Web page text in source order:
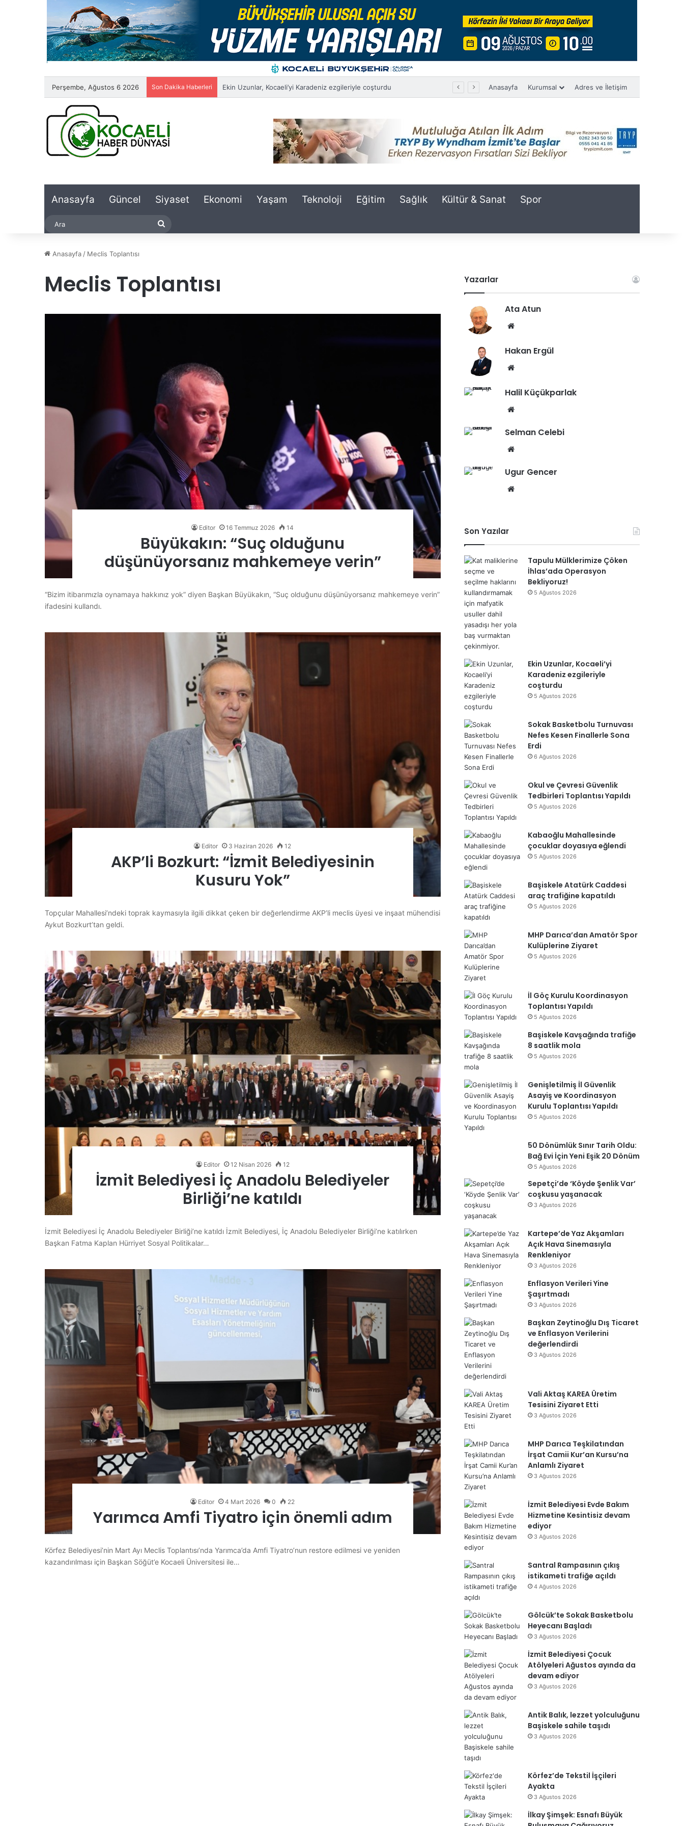
Perşembe, Ağustos 6 2026 Son Dakika Haberleri Sokak Basketbolu Turnuvası Nefes Kesen Finallerle Sona Erdi Anasayfa Kurumsal Adres ve İletişim
Anasayfa Güncel Siyaset Ekonomi Yaşam Teknoloji Eğitim Sağlık Kültür & Sanat Spor
Anasayfa / Meclis Toplantısı
Meclis Toplantısı
Editor 16 Temmuz 2026 14
Büyükakın: “Suç olduğunu
düşünüyorsanız mahkemeye verin”
“Bizim itibarımızla oynamaya hakkınız yok” diyen Başkan Büyükakın, “Suç olduğunu düşünüyorsanız mahkemeye verin”
ifadesini kullandı.
Editor 3 Haziran 2026 12
AKP’li Bozkurt: “İzmit Belediyesinin
Kusuru Yok”
Topçular Mahallesi’ndeki toprak kaymasıyla ilgili dikkat çeken bir değerlendirme AKP’li meclis üyesi ve inşaat mühendisi
Aykut Bozkurt’tan geldi.
Editor 12 Nisan 2026 12
İzmit Belediyesi İç Anadolu Belediyeler
Birliği’ne katıldı
İzmit Belediyesi İç Anadolu Belediyeler Birliği’ne katıldı İzmit Belediyesi, İç Anadolu Belediyeler Birliği’ne katılırken
Başkan Fatma Kaplan Hürriyet Sosyal Politikalar…
Editor 4 Mart 2026 0 22
Yarımca Amfi Tiyatro için önemli adım
Körfez Belediyesi’nin Mart Ayı Meclis Toplantısı’nda Yarımca’da Amfi Tiyatro’nun restore edilmesi ve yeniden
kazandırılması için Başkan Söğüt’e Kocaeli Üniversitesi ile…
Yazarlar
Ata Atun
sit
Hakan Ergül
sit
Halil Küçükparlak
sit
Selman Celebi
sit
Ugur Gencer
Son Yazılar
Tapulu Mülklerimize Çöken
İhlas’ada Operasyon
Bekliyoruz!
5 Ağustos 2026
Ekin Uzunlar, Kocaeli’yi
Karadeniz ezgileriyle
coşturdu
5 Ağustos 2026
Sokak Basketbolu Turnuvası
Nefes Kesen Finallerle Sona
Erdi
6 Ağustos 2026
Okul ve Çevresi Güvenlik
Tedbirleri Toplantısı Yapıldı
5 Ağustos 2026
Kabaoğlu Mahallesinde
çocuklar doyasıya eğlendi
5 Ağustos 2026
Başiskele Atatürk Caddesi
araç trafiğine kapatıldı
5 Ağustos 2026
MHP Darıca’dan Amatör Spor
Kulüplerine Ziyaret
5 Ağustos 2026
İl Göç Kurulu Koordinasyon
Toplantısı Yapıldı
5 Ağustos 2026
Başiskele Kavşağında trafiğe
8 saatlik mola
5 Ağustos 2026
Genişletilmiş İl Güvenlik
Asayiş ve Koordinasyon
Kurulu Toplantısı Yapıldı
5 Ağustos 2026
50 Dönümlük Sınır Tarih Oldu:
Bağ Evi İçin Yeni Eşik 20 Dönüm
5 Ağustos 2026
Sepetçi’de ‘Köyde Şenlik Var’
coşkusu yaşanacak
3 Ağustos 2026
Kartepe’de Yaz Akşamları
Açık Hava Sinemasıyla
Renkleniyor
3 Ağustos 2026
Enflasyon Verileri Yine
Şaşırtmadı
3 Ağustos 2026
Başkan Zeytinoğlu Dış Ticaret
ve Enflasyon Verilerini
değerlendirdi
3 Ağustos 2026
Vali Aktaş KAREA Üretim
Tesisini Ziyaret Etti
3 Ağustos 2026
MHP Darıca Teşkilatından
İrşat Camii Kur’an Kursu’na
Anlamlı Ziyaret
3 Ağustos 2026
İzmit Belediyesi Evde Bakım
Hizmetine Kesintisiz devam
ediyor
3 Ağustos 2026
Santral Rampasının çıkış
istikameti trafiğe açıldı
4 Ağustos 2026
Gölcük’te Sokak Basketbolu
Heyecanı Başladı
3 Ağustos 2026
İzmit Belediyesi Çocuk
Atölyeleri Ağustos ayında da
devam ediyor
3 Ağustos 2026
Antik Balık, lezzet yolculuğunu
Başiskele sahile taşıdı
3 Ağustos 2026
Körfez’de Tekstil İşçileri
Ayakta
3 Ağustos 2026
İlkay Şimşek: Esnafı Büyük